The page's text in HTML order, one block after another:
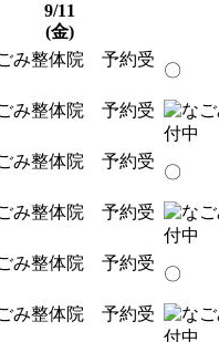
9/11
(金)
〇
〇
〇